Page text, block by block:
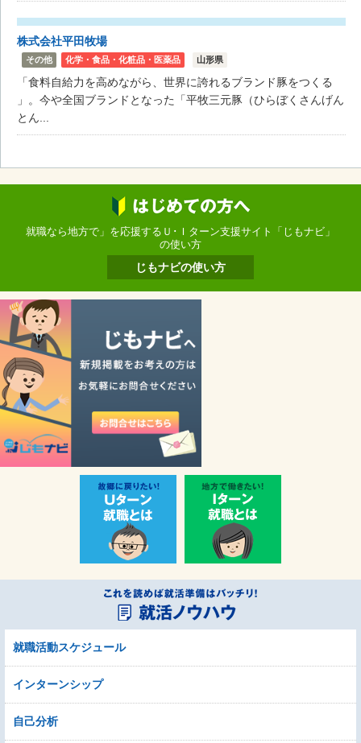
株式会社平田牧場
その他 化学・食品・化粧品・医薬品 山形県
「食料自給力を高めながら、世界に誇れるブランド豚をつくる
」。今や全国ブランドとなった「平牧三元豚（ひらぼくさんげん
とん...
就職なら地方で」を応援するＵ･Ｉターン支援サイト「じもナビ」
の使い方
じもナビの使い方
就職活動スケジュール
インターンシップ
自己分析